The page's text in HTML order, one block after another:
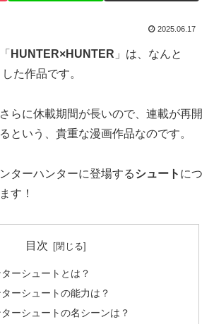
2025.06.17
HUNTER×HUNTER 」は、なんと
た作品です。
らに休載期間が長いので、連載が再開
という、貴重な漫画作品なのです。
ターハンターに登場するシュート につ
す！
目次
ーシュートとは？
ーシュートの能力は？
ーシュートの名シーンは？